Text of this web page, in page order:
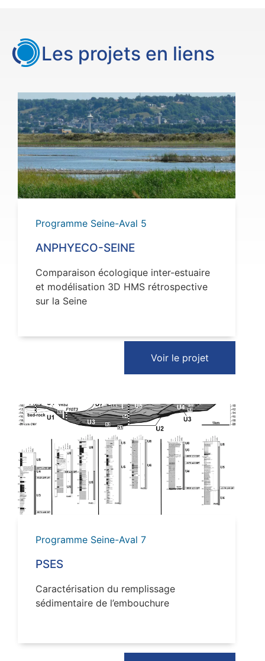
Les projets en liens
VOIR
Programme Seine-Aval 5
ANPHYECO-SEINE
Comparaison écologique inter-estuaire
et modélisation 3D HMS rétrospective
sur la Seine
Voir le projet
VOIR
Programme Seine-Aval 7
PSES
Caractérisation du remplissage
sédimentaire de l’embouchure